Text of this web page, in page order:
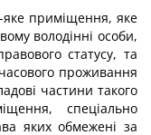
яке приміщення, яке
володінні особи,
статусу, та
проживання
частини такого
спеціально
яких обмежені за